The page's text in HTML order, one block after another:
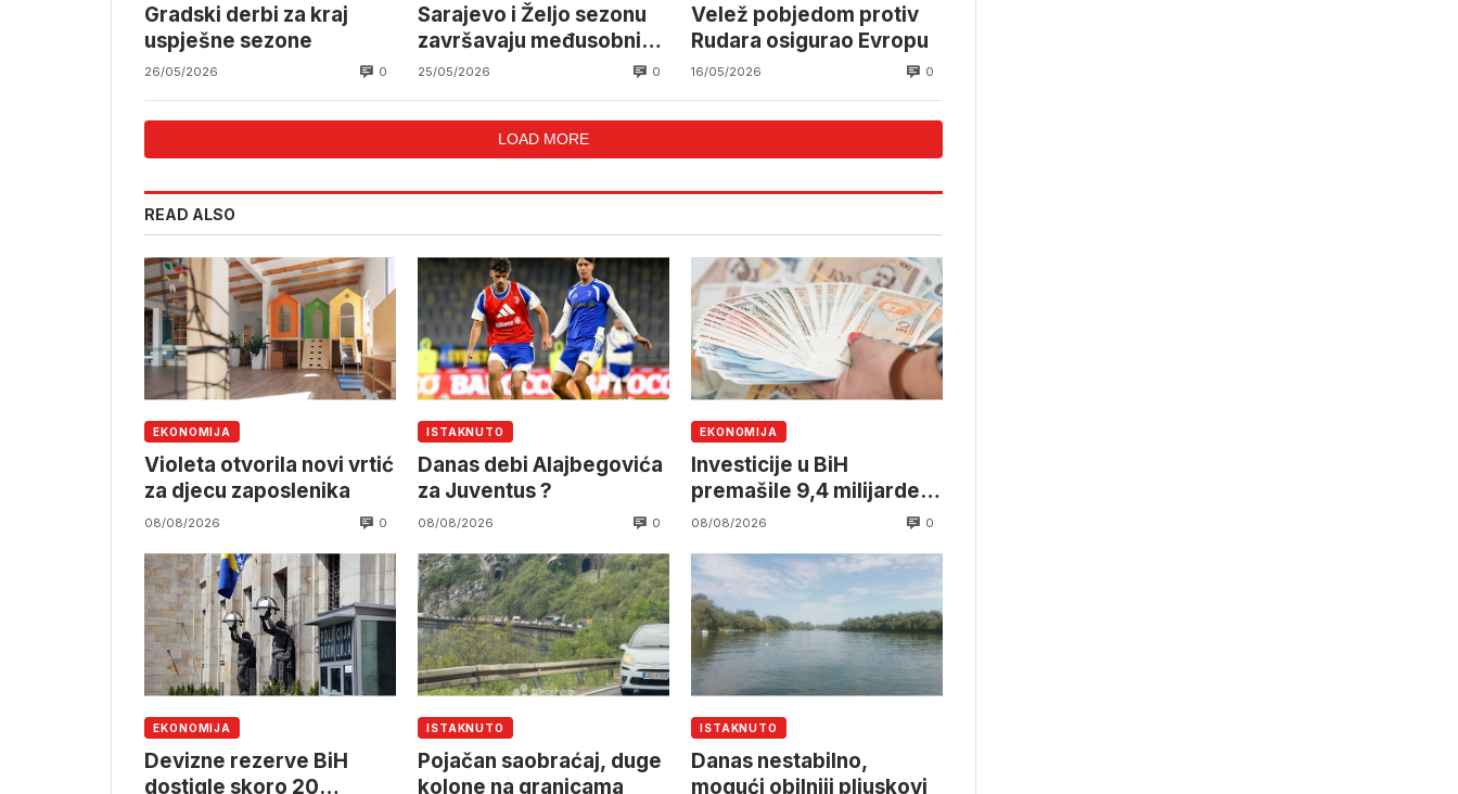
Gradski derbi za kraj
uspješne sezone
26/05/2026 0
Sarajevo i Željo sezonu
završavaju međusobnim
okršajem na Koševu
25/05/2026 0
Velež pobjedom protiv
Rudara osigurao Evropu
16/05/2026 0
LOAD MORE
READ ALSO
EKONOMIJA
Violeta otvorila novi vrtić
za djecu zaposlenika
08/08/2026 0
ISTAKNUTO
Danas debi Alajbegovića
za Juventus ?
08/08/2026 0
EKONOMIJA
Investicije u BiH
premašile 9,4 milijarde
KM
08/08/2026 0
EKONOMIJA
Devizne rezerve BiH
dostigle skoro 20
ISTAKNUTO
Pojačan saobraćaj, duge
kolone na granicama
ISTAKNUTO
Danas nestabilno,
mogući obilniji pljuskovi